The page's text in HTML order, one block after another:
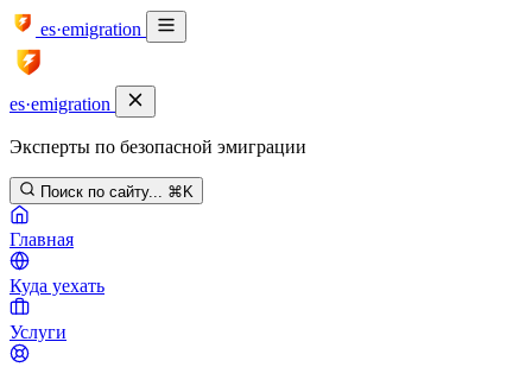
es·emigration
es·emigration
Эксперты по безопасной эмиграции
Поиск по сайту... ⌘K
Главная
Куда уехать
Услуги